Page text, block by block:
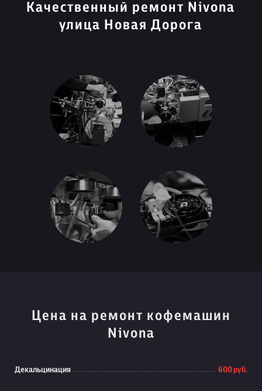
Качественный ремонт Nivona
улица Новая Дорога
Цена на ремонт кофемашин
Nivona
Декальцинация 600 руб.